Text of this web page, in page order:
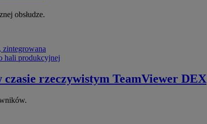
obsłudze.
zintegrowana
hali produkcyjnej
rzeczywistym TeamViewer DEX